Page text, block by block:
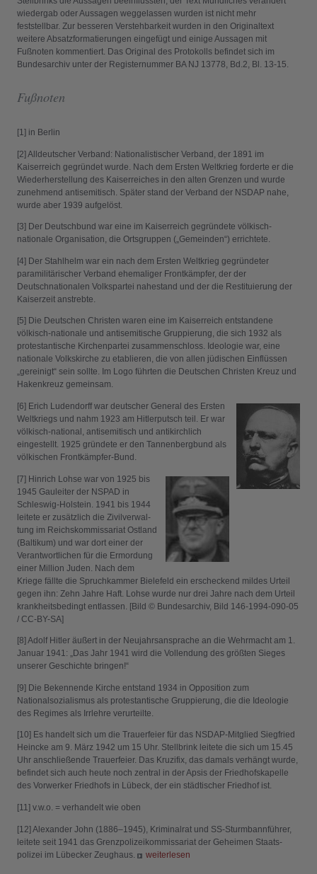
wiedergab oder Aussagen weggelassen wurden ist nicht mehr
feststellbar. Zur besseren Verstehbarkeit wurden in den Originaltext
weitere Absatzformatierungen eingefügt und einige Aussagen mit
Fußnoten kommentiert. Das Original des Protokolls befindet sich im
Bundesarchiv unter der Registernummer BA NJ 13778, Bd.2, Bl. 13-15.
Fußnoten
[1] in Berlin
[2] Alldeutscher Verband: Nationalistischer Verband, der 1891 im
Kaiserreich gegründet wurde. Nach dem Ersten Weltkrieg forderte er die
Wiederherstellung des Kaiserreiches in den alten Grenzen und wurde
zunehmend antisemitisch. Später stand der Verband der NSDAP nahe,
wurde aber 1939 aufgelöst.
[3] Der Deutschbund war eine im Kaiserreich gegründete völkisch-
nationale Organisation, die Ortsgruppen („Gemeinden“) errichtete.
[4] Der Stahlhelm war ein nach dem Ersten Weltkrieg gegründeter
paramilitärischer Verband ehemaliger Frontkämpfer, der der
Deutschnationalen Volkspartei nahestand und der die Restituierung der
Kaiserzeit anstrebte.
[5] Die Deutschen Christen waren eine im Kaiserreich entstandene
völkisch-nationale und antisemitische Gruppierung, die sich 1932 als
protestantische Kirchenpartei zusammenschloss. Ideologie war, eine
nationale Volkskirche zu etablieren, die von allen jüdischen Einflüssen
„gereinigt“ sein sollte. Im Logo führten die Deutschen Christen Kreuz und
Hakenkreuz gemeinsam.
[6] Erich Ludendorff war deutscher General des Ersten
Weltkriegs und nahm 1923 am Hitlerputsch teil. Er war
völkisch-national, anti­­semitisch und anti­kirchlich
eingestellt. 1925 gründete er den Tannen­berg­bund als
völkischen Frontkämpfer-Bund.
[7] Hinrich Lohse war von 1925 bis
1945 Gauleiter der NSPAD in
Schleswig-Holstein. 1941 bis 1944
leitete er zu­sätzlich ­die Zivil­ver­wal­
tung im Reichs­kommissa­riat Ost­land
(Baltikum) und war dort einer der
Verant­wortlichen für die Ermor­dung
einer Million Juden. Nach dem
Kriege fällte die Spruchkammer Bielefeld ein erscheckend mildes Urteil
gegen ihn: Zehn Jahre Haft. Lohse wurde nur drei Jahre nach dem Urteil
krankheitsbedingt entlassen. [Bild © Bundesarchiv, Bild 146-1994-090-05
/ CC-BY-SA]
[8] Adolf Hitler äußert in der Neujahrs­ansprache an die Wehrmacht am 1.
Januar 1941: „Das Jahr 1941 wird die Vollendung des größten Sieges
unserer Geschichte bringen!“
[9] Die Bekennende Kirche entstand 1934 in Opposition zum
Nationalsozialismus als protestantische Gruppierung, die die Ideologie
des Regimes als Irrlehre verurteilte.
[10] Es handelt sich um die Trauerfeier für das NSDAP-Mitglied Siegfried
Heincke am 9. März 1942 um 15 Uhr. Stellbrink leitete die sich um 15.45
Uhr anschließende Trauerfeier. Das Kruzifix, das damals verhängt wurde,
befindet sich auch heute noch zentral in der Apsis der Friedhofskapelle
des Vorwerker Friedhofs in Lübeck, der ein städtischer Friedhof ist.
[11] v.w.o. = verhandelt wie oben
[12] Alexander John (1886–1945), Kriminalrat und SS-Sturmbannführer,
leitete seit 1941 das Grenzpolizeikommissariat der Geheimen Staats­
polizei im Lübecker Zeughaus.
weiterlesen